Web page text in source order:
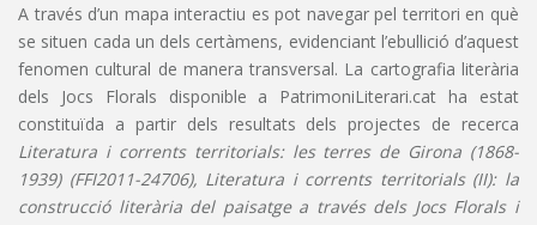
A través d’un mapa interactiu es pot navegar pel territori en què
se situen cada un dels certàmens, evidenciant l’ebullició d’aquest
fenomen cultural de manera transversal. La cartografia literària
dels Jocs Florals disponible a PatrimoniLiterari.cat ha estat
constituïda a partir dels resultats dels projectes de recerca
Literatura i corrents territorials: les terres de Girona (1868-
1939) (FFI2011-24706), Literatura i corrents territorials (II): la
construcció literària del paisatge a través dels Jocs Florals i